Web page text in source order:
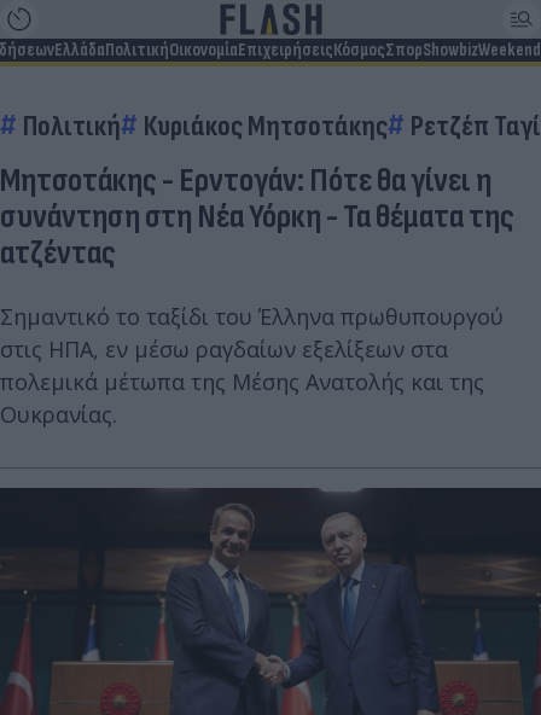
ΕλλάδαΠολιτικήΟικονομίαΕπιχειρήσειςΚόσμοςΣπορShowbizWeekend
Πολιτική Κυριάκος Μητσοτάκης Ρετζέπ
Μητσοτάκης - Ερντογάν: Πότε θα γίνει η
συνάντηση στη Νέα Υόρκη - Τα θέματα της
ατζέντας
Σημαντικό το ταξίδι του Έλληνα πρωθυπουργού
στις ΗΠΑ, εν μέσω ραγδαίων εξελίξεων στα
πολεμικά μέτωπα της Μέσης Ανατολής και της
Ουκρανίας.